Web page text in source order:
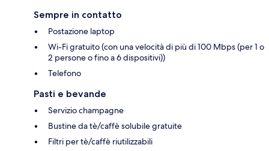
Sempre in contatto
Postazione laptop
Wi-Fi gratuito (con una velocità di più di 100 Mbps (per 1 o
2 persone o fino a 6 dispositivi))
Telefono
Pasti e bevande
Servizio champagne
Bustine da tè/caffè solubile gratuite
Filtri per tè/caffè riutilizzabili